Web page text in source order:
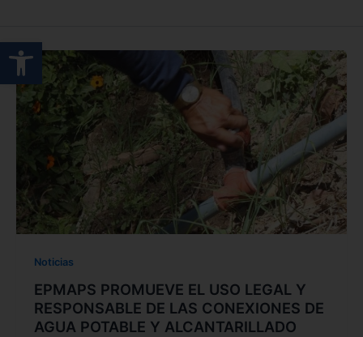
Abrir barra de herramientas
Noticias
EPMAPS PROMUEVE EL USO LEGAL Y
RESPONSABLE DE LAS CONEXIONES DE
AGUA POTABLE Y ALCANTARILLADO